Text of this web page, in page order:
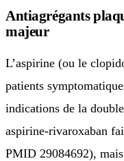
Antiagrégants
majeur
L’aspirine (ou le
patients
indications de la
aspirine-rivaroxaban
PMID 29084692),